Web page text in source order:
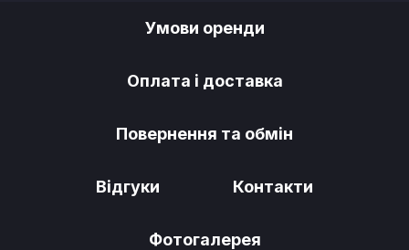
Умови оренди
Оплата і доставка
Повернення та обмін
Відгуки Контакти
Фотогалерея